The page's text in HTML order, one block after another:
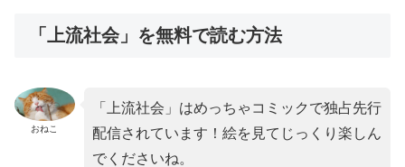
「上流社会」を無料で読む方法
おねこ
「上流社会」はめっちゃコミックで独占先行
配信されています！絵を見てじっくり楽しん
でくださいね。